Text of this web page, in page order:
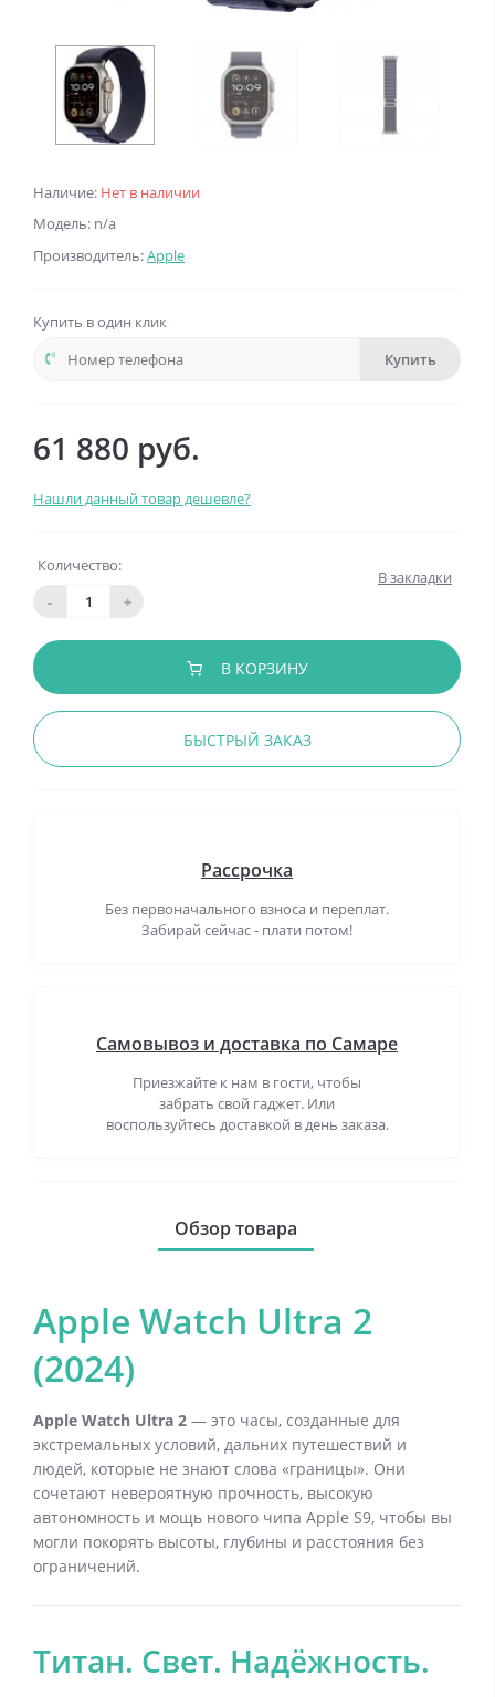
Наличие: Нет в наличии
Модель: n/a
Производитель:Apple
Купить в один клик
Купить
61 880 руб.
Нашли данный товар дешевле?
Количество:
-
+
В закладки
В КОРЗИНУ
БЫСТРЫЙ ЗАКАЗ
Рассрочка
Без первоначального взноса и переплат.
Забирай сейчас - плати потом!
Самовывоз и доставка по Самаре
Приезжайте к нам в гости, чтобы
забрать свой гаджет. Или
воспользуйтесь доставкой в день заказа.
Обзор товара
Apple Watch Ultra 2
(2024)
Apple Watch Ultra 2 — это часы, созданные для
экстремальных условий, дальних путешествий и
людей, которые не знают слова «границы». Они
сочетают невероятную прочность, высокую
автономность и мощь нового чипа Apple S9, чтобы вы
могли покорять высоты, глубины и расстояния без
ограничений.
Титан. Свет. Надёжность.